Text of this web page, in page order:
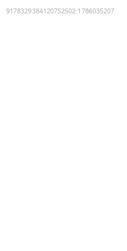
9178329384120752502:1786035207